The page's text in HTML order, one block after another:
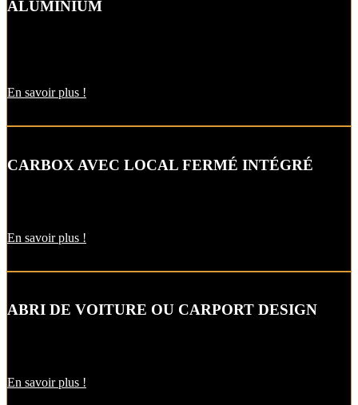
ALUMINIUM
En savoir plus !
CARBOX AVEC LOCAL FERMÉ INTÉGRÉ
En savoir plus !
ABRI DE VOITURE OU CARPORT DESIGN
En savoir plus !